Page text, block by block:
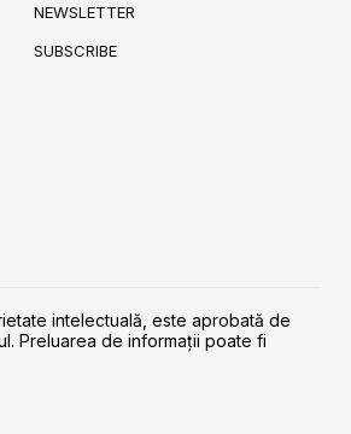
NEWSLETTER
SUBSCRIBE
intelectuală, este aprobată de
Preluarea de informaţii poate fi